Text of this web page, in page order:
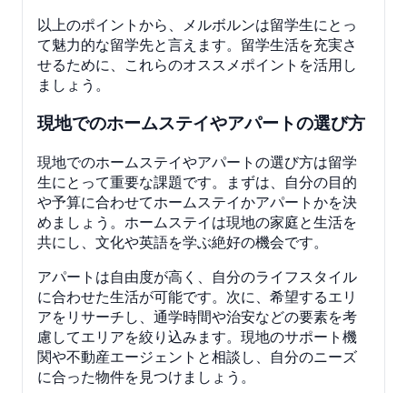
以上のポイントから、メルボルンは留学生にとっ
て魅力的な留学先と言えます。留学生活を充実さ
せるために、これらのオススメポイントを活用し
ましょう。
現地でのホームステイやアパートの選び方
現地でのホームステイやアパートの選び方は留学
生にとって重要な課題です。まずは、自分の目的
や予算に合わせてホームステイかアパートかを決
めましょう。ホームステイは現地の家庭と生活を
共にし、文化や英語を学ぶ絶好の機会です。
アパートは自由度が高く、自分のライフスタイル
に合わせた生活が可能です。次に、希望するエリ
アをリサーチし、通学時間や治安などの要素を考
慮してエリアを絞り込みます。現地のサポート機
関や不動産エージェントと相談し、自分のニーズ
に合った物件を見つけましょう。